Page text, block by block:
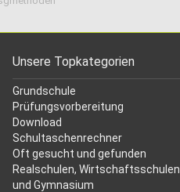
Unsere Topkategorien
Grundschule
Prüfungsvorbereitung
Download
Schultaschenrechner
Oft gesucht und gefunden
Realschulen, Wirtschaftsschulen
und Gymnasium